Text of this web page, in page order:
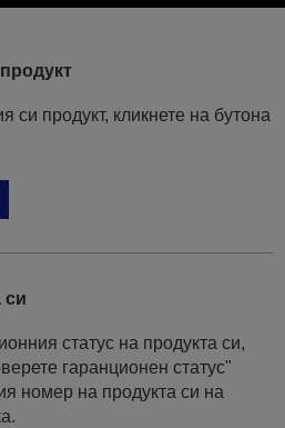
си продукт, кликнете на бутона
си
статус на продукта си,
гаранционен статус"
номер на продукта си на